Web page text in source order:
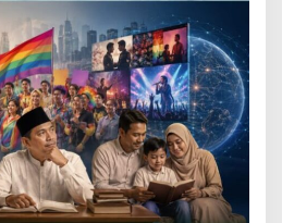
a
n
g
i
L
G
B
T
Q